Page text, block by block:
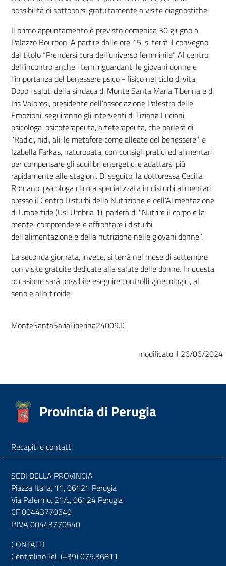
possibilità di sottoporsi gratuitamente a visite diagnostiche.
Il primo appuntamento è previsto domenica 30 giugno a
Palazzo Bourbon. A partire dalle ore 15, si terrà il convegno
dal titolo “Prendersi cura dell’universo femminile”. Al centro
dell’incontro anche i temi riguardanti le giovani donne e
l’importanza del benessere psico - fisico nel ciclo di vita.
Dopo i saluti della sindaca di Monte Santa Maria Tiberina e di
Iris Valorosi, presidente dell’associazione Palestra delle
Emozioni, seguiranno gli interventi di Tiziana Luciani,
psicologa-psicoterapeuta, arteterapeuta, che parlerà di
"Radici, nidi, ali: le metafore come alleate del benessere", e
Izabella Farkas, naturopata, con consigli pratici ed alimentari
per compensare gli squilibri energetici e adattarsi più
rapidamente alle stagioni. Di seguito, la dottoressa Cecilia
Romano, psicologa clinica specializzata in disturbi alimentari
presso il Centro Disturbi della Nutrizione e dell’Alimentazione
di Umbertide (Usl Umbria 1), parlerà di "Nutrire il corpo e la
mente: comprendere e affrontare i disturbi
dell'alimentazione e della nutrizione nelle giovani donne".
La seconda giornata, invece, si terrà nel mese di settembre
con visite gratuite dedicate alla salute delle donne. In questa
occasione sarà possibile eseguire controlli ginecologici, al
seno e alla tiroide.
MonteSantaSariaTiberina24009.IC
modificato il 26/06/2024
Provincia di Perugia
Recapiti e contatti
SEDI DELLA PROVINCIA
Piazza Italia, 11, 06121 Perugia
Via Palermo, 21/c, 06124 Perugia
CF 00443770540
P.IVA 00443770540
CONTATTI
Centralino Tel. (+39) 075.36811